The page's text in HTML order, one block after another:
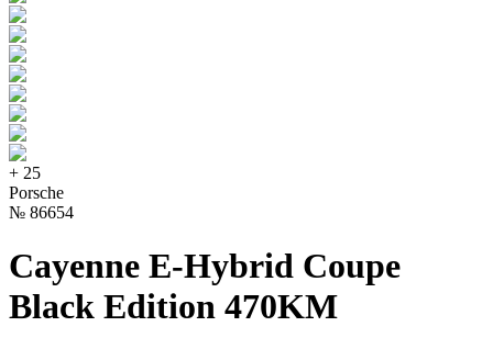
+ 25
Porsche
№ 86654
Cayenne E-Hybrid Coupe
Black Edition 470KM